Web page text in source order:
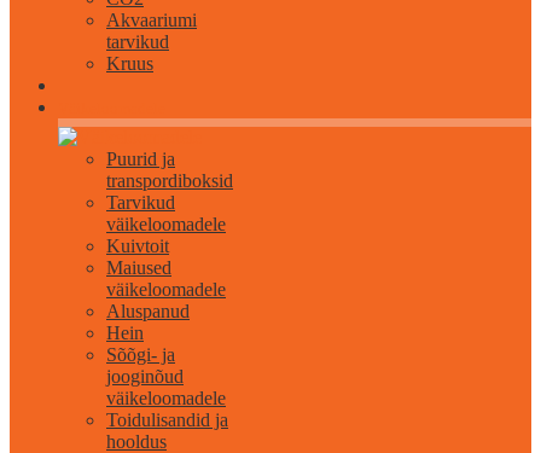
Akvaariumi
tarvikud
Kruus
Puurid ja
transpordiboksid
Tarvikud
väikeloomadele
Kuivtoit
Maiused
väikeloomadele
Aluspanud
Hein
Sõõgi- ja
jooginõud
väikeloomadele
Toidulisandid ja
hooldus